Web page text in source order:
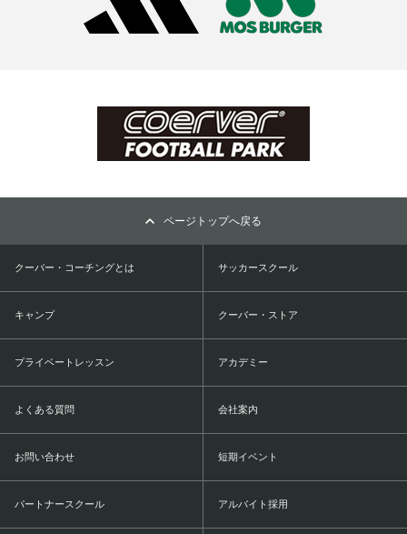
ページトップへ戻る
クーバー・コーチングとは サッカースクール
キャンプ クーバー・ストア
プライベートレッスン アカデミー
よくある質問 会社案内
お問い合わせ 短期イベント
パートナースクール アルバイト採用